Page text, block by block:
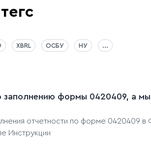
XBRL ОСБУ НУ ...
заполнению формы 0420409, а
отчетности по форме 0420409 в
Инструкции